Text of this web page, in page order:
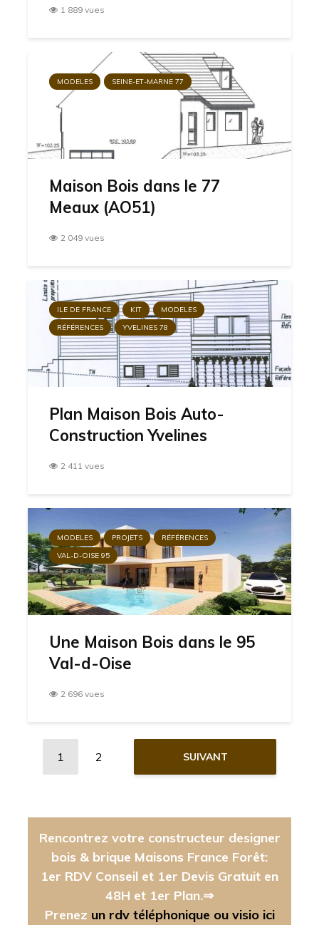
1 889 vues
MODELES SEINE-ET-MARNE 77
Maison Bois dans le 77
Meaux (AO51)
2 049 vues
ILE DE FRANCE KIT
MODELES
RÉFÉRENCES
YVELINES 78
Plan Maison Bois Auto-
Construction Yvelines
2 411 vues
MODELES PROJETS
RÉFÉRENCES
VAL-D-OISE 95
Une Maison Bois dans le 95
Val-d-Oise
2 696 vues
1 2 SUIVANT
Rencontrez votre constructeur designer
bois & brique Maisons France Forêt:
1er RDV Conseil et 1er Devis Gratuit en
48H et 1er Plan.⇒
Prenez un rdv téléphonique ou visio ici